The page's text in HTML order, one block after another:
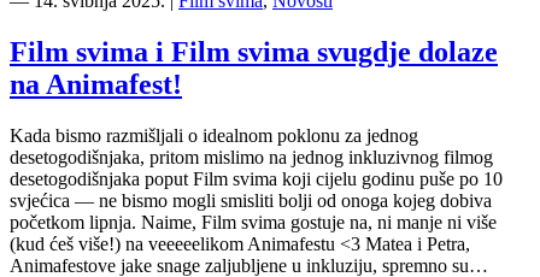
svima,
Peti
ansambl,
Film svima i Film svima svugdje dolaze
na Animafest!
Kada bismo razmišljali o idealnom poklonu za jednog
desetogodišnjaka, pritom mislimo na jednog inkluzivnog filmog
desetogodišnjaka poput Film svima koji cijelu godinu puše po 10
svjećica — ne bismo mogli smisliti bolji od onoga kojeg dobiva
početkom lipnja. Naime, Film svima gostuje na, ni manje ni više
(kud ćeš više!) na veeeeelikom Animafestu <3 Matea i Petra,
Animafestove jake snage zaljubljene u inkluziju, spremno su…